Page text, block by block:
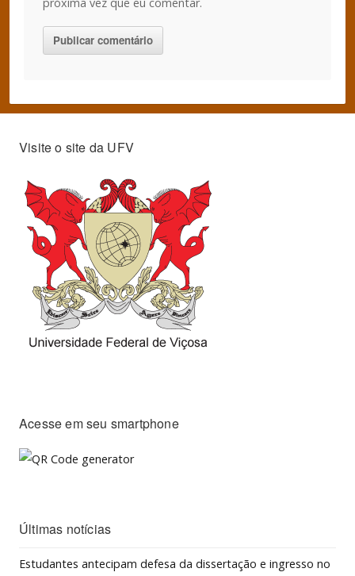
Visite o site da UFV
Acesse em seu smartphone
Últimas notícias
Estudantes antecipam defesa da dissertação e ingresso no